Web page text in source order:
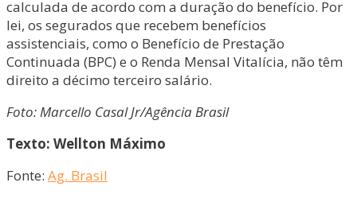
calculada de acordo com a duração do benefício. Por
lei, os segurados que recebem benefícios
assistenciais, como o Benefício de Prestação
Continuada (BPC) e o Renda Mensal Vitalícia, não têm
direito a décimo terceiro salário.
Foto: Marcello Casal Jr/Agência Brasil
Texto: Wellton Máximo
Fonte: Ag. Brasil